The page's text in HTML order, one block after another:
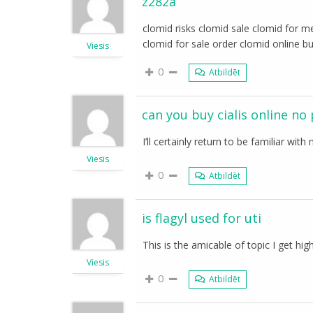
Viesis
clomid risks clomid sale clomid for
clomid for sale order clomid online
0 Atbildēt
Viesis
can you buy cialis online
I’ll certainly return to be familiar with
0 Atbildēt
Viesis
is flagyl used for uti
This is the amicable of topic I get
0 Atbildēt